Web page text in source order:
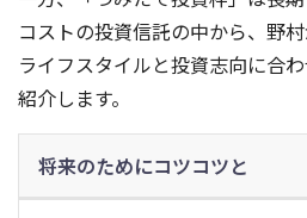
コストの投資信託の中から、野
ライフスタイルと投資志向に合
紹介します。
将来のためにコツコツと